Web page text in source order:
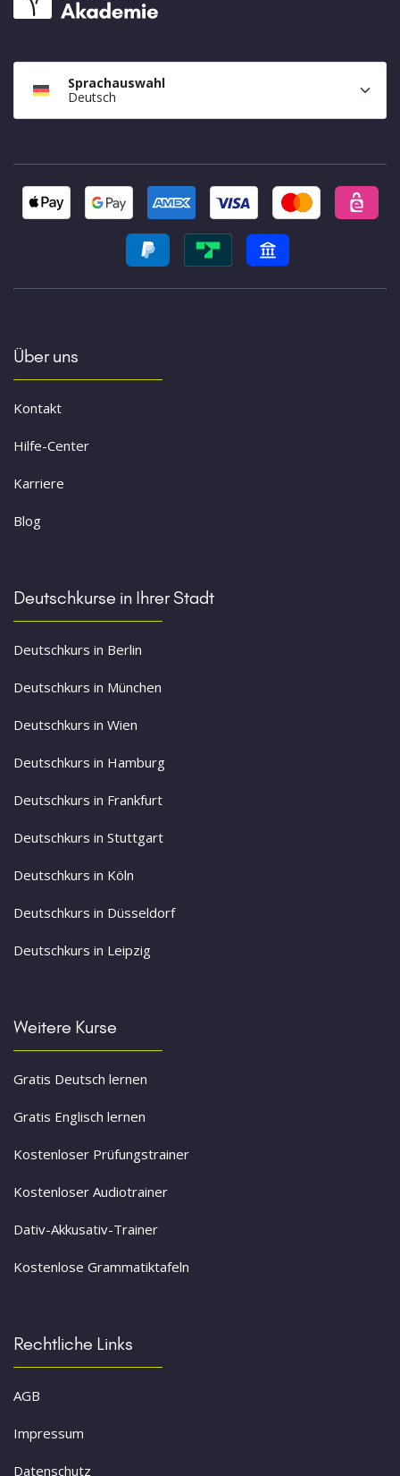
Sprachauswahl
Deutsch
Über uns
Kontakt
Hilfe-Center
Karriere
Blog
Deutschkurse in Ihrer Stadt
Deutschkurs in Berlin
Deutschkurs in München
Deutschkurs in Wien
Deutschkurs in Hamburg
Deutschkurs in Frankfurt
Deutschkurs in Stuttgart
Deutschkurs in Köln
Deutschkurs in Düsseldorf
Deutschkurs in Leipzig
Weitere Kurse
Gratis Deutsch lernen
Gratis Englisch lernen
Kostenloser Prüfungstrainer
Kostenloser Audiotrainer
Dativ-Akkusativ-Trainer
Kostenlose Grammatiktafeln
Rechtliche Links
AGB
Impressum
Datenschutz